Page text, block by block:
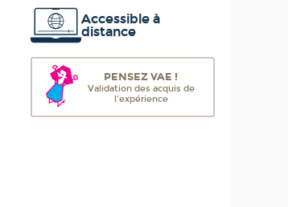
Accessible à
distance
PENSEZ VAE !
Validation des acquis de
l'expérience